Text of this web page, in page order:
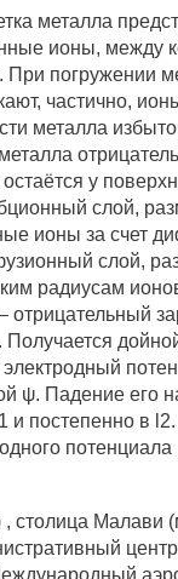
металла
ионы, между
погружении
частично,
металла
у
слой,
ионы за счет
слой,
радиусам
отрицательный
электродный
ψ. Падение его
и постепенно в
Малави